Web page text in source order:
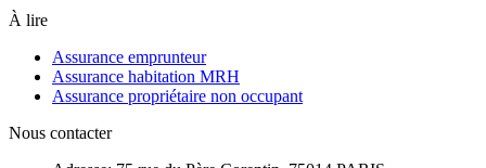
À lire
Assurance emprunteur
Assurance habitation MRH
Assurance propriétaire non occupant
Nous contacter